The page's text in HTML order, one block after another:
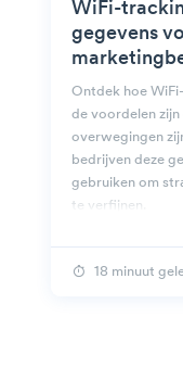
WiFi-
gegevens
Ontdek hoe
de voordelen
overwegingen
bedrijven deze
gebruiken om
te verfijnen.
18 minuut